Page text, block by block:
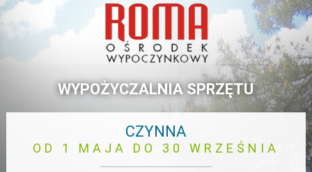
WYPOŻYCZALNIA SPRZĘTU
CZYNNA
OD 1 MAJA DO 30 WRZEŚNIA